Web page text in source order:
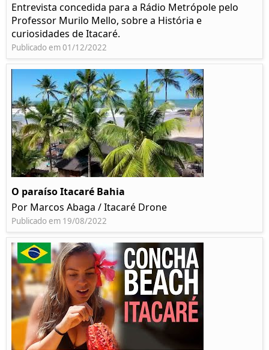
Entrevista concedida para a Rádio Metrópole pelo
Professor Murilo Mello, sobre a História e
curiosidades de Itacaré.
Publicado em 01/12/2022
O paraíso Itacaré Bahia
Por Marcos Abaga / Itacaré Drone
Publicado em 19/08/2022